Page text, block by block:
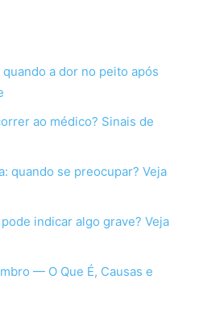
a dor no peito após
ao médico? Sinais de
quando se preocupar? Veja
indicar algo grave? Veja
— O Que É, Causas e